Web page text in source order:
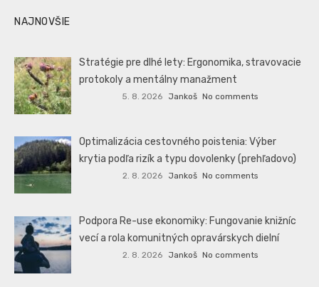
NAJNOVŠIE
Stratégie pre dlhé lety: Ergonomika, stravovacie
protokoly a mentálny manažment
5. 8. 2026 Jankoš No comments
Optimalizácia cestovného poistenia: Výber
krytia podľa rizík a typu dovolenky (prehľadovo)
2. 8. 2026 Jankoš No comments
Podpora Re-use ekonomiky: Fungovanie knižníc
vecí a rola komunitných opravárskych dielní
2. 8. 2026 Jankoš No comments